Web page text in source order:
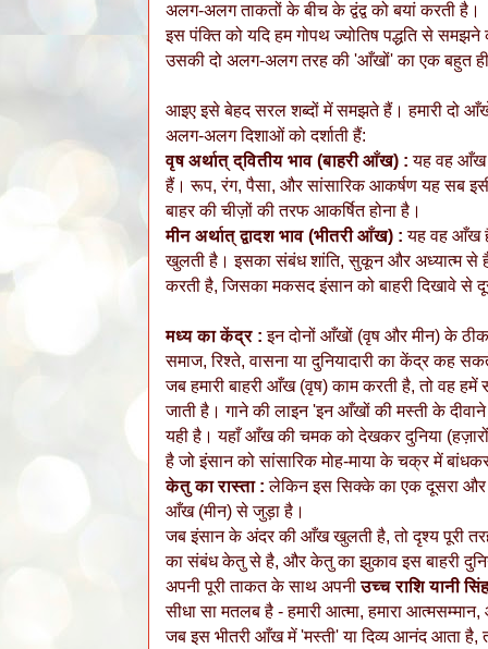
अलग-अलग ताकतों के बीच के द्वंद्व को बयां करती है।
इस पंक्ति को यदि हम गोपथ ज्योतिष पद्धति से
उसकी दो अलग-अलग तरह की 'आँखों' का एक बहुत
आइए इसे बेहद सरल शब्दों में समझते हैं। हमारी दो आँखें
अलग-अलग दिशाओं को दर्शाती हैं:
वृष अर्थात् द्वितीय भाव (बाहरी आँख) : यह वह आँख
हैं। रूप, रंग, पैसा, और सांसारिक आकर्षण यह सब
बाहर की चीज़ों की तरफ आकर्षित होना है।
मीन अर्थात् द्वादश भाव (भीतरी आँख) : यह वह आँख है
खुलती है। इसका संबंध शांति, सुकून और अध्यात्म
करती है, जिसका मकसद इंसान को बाहरी दिखावे
मध्य का केंद्र : इन दोनों आँखों (वृष और मीन) के
समाज, रिश्ते, वासना या दुनियादारी का केंद्र कह
जब हमारी बाहरी आँख (वृष) काम करती है, तो वह
जाती है। गाने की लाइन 'इन आँखों की मस्ती के
यही है। यहाँ आँख की चमक को देखकर दुनिया (हज़ारों
है जो इंसान को सांसारिक मोह-माया के चक्र में
केतु का रास्ता :लेकिन इस सिक्के का एक दूसरा और
आँख (मीन) से जुड़ा है।
जब इंसान के अंदर की आँख खुलती है, तो दृश्य पूरी
का संबंध केतु से है, और केतु का झुकाव इस बाहरी
अपनी पूरी ताकत के साथ अपनीउच्च राशि यानी
सीधा सा मतलब है - हमारी आत्मा, हमारा
जब इस भीतरी आँख में 'मस्ती' या दिव्य आनंद आता है,